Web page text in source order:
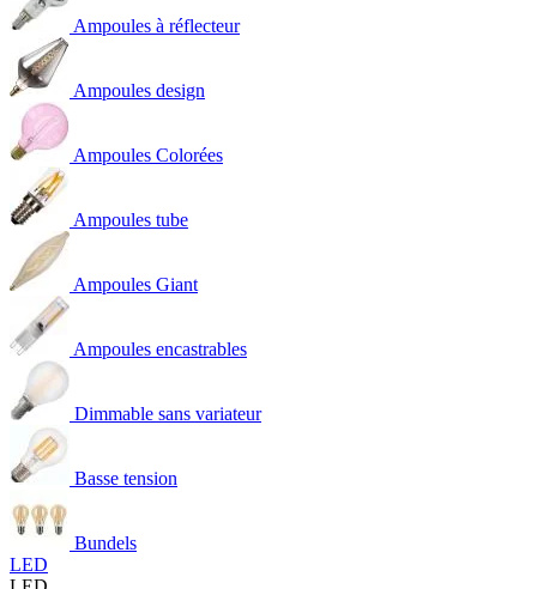
Ampoules à réflecteur
Ampoules design
Ampoules Colorées
Ampoules tube
Ampoules Giant
Ampoules encastrables
Dimmable sans variateur
Basse tension
Bundels
LED